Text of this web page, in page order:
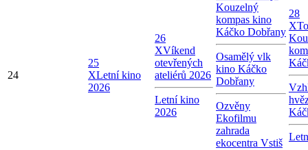
24
25
XLetní kino
2026
26
XVíkend
otevřených
ateliérů 2026
Letní kino
2026
Kouzelný
kompas kino
Káčko Dobřany
Osamělý vlk
kino Káčko
Dobřany
Ozvěny
Ekofilmu
zahrada
ekocentra Vstiš
28
X